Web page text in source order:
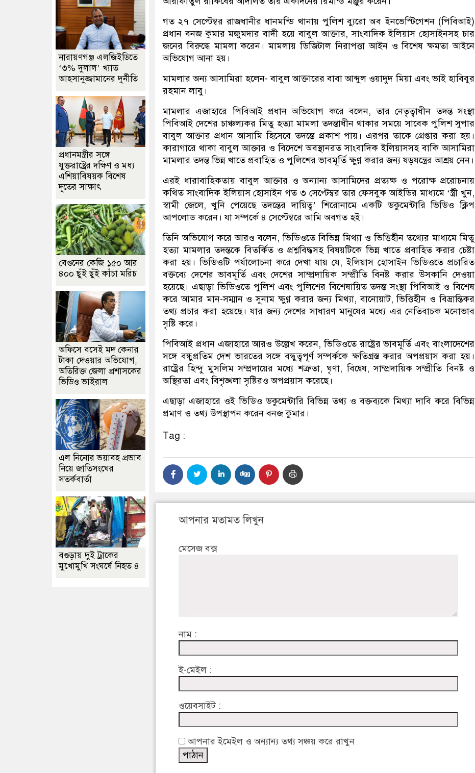
গত ২৭ সেপ্টেম্বর রাজধানীর ধানমন্ডি থানায় পুলিশ ব্যুরো অব ইনভেস্টিগেশন (পিবিআই)
প্রধান বনজ কুমার মজুমদার বাদী হয়ে বাবুল আক্তার, সাংবাদিক ইলিয়াস হোসাইনসহ চার
জনের বিরুদ্ধে মামলা করেন। মামলায় ডিজিটাল নিরাপত্তা আইন ও বিশেষ ক্ষমতা আইনে
অভিযোগ আনা হয়।
মামলার অন্য আসামিরা হলেন- বাবুল আক্তারের বাবা আব্দুল ওয়াদুদ মিয়া এবং ভাই হাবিবুর
রহমান লাবু।
মামলার এজাহারে পিবিআই প্রধান অভিযোগ করে বলেন, তার নেতৃত্বাধীন তদন্ত সংস্থা
পিবিআই দেশের চাঞ্চল্যকর মিতু হত্যা মামলা তদন্তাধীন থাকার সময়ে সাবেক পুলিশ সুপার
বাবুল আক্তার প্রধান আসামি হিসেবে তদন্তে প্রকাশ পায়। এরপর তাকে গ্রেপ্তার করা হয়।
কারাগারে থাকা বাবুল আক্তার ও বিদেশে অবস্থানরত সাংবাদিক ইলিয়াসসহ বাকি আসামিরা
মামলার তদন্ত ভিন্ন খাতে প্রবাহিত ও পুলিশের ভাবমূর্তি ক্ষুণ্ণ করার জন্য ষড়যন্ত্রের আশ্রয় নেন।
এরই ধারাবাহিকতায় বাবুল আক্তার ও অন্যান্য আসামিদের প্রত্যক্ষ ও পরোক্ষ প্ররোচনায়
কথিত সাংবাদিক ইলিয়াস হোসাইন গত ৩ সেপ্টেম্বর তার ফেসবুক আইডির মাধ্যমে ‘স্ত্রী খুন,
স্বামী জেলে, খুনি পেয়েছে তদন্তের দায়িত্ব’ শিরোনামে একটি ডকুমেন্টারি ভিডিও ক্লিপ
আপলোড করেন। যা সম্পর্কে ৪ সেপ্টেম্বরে আমি অবগত হই।
তিনি অভিযোগ করে আরও বলেন, ভিডিওতে বিভিন্ন মিথ্যা ও ভিত্তিহীন তথ্যের মাধ্যমে মিতু
হত্যা মামলার তদন্তকে বিতর্কিত ও প্রশ্নবিদ্ধসহ বিষয়টিকে ভিন্ন খাতে প্রবাহিত করার চেষ্টা
করা হয়। ভিডিওটি পর্যালোচনা করে দেখা যায় যে, ইলিয়াস হোসাইন ভিডিওতে প্রচারিত
বক্তব্যে দেশের ভাবমূর্তি এবং দেশের সাম্প্রদায়িক সম্প্রীতি বিনষ্ট করার উসকানি দেওয়া
হয়েছে। এছাড়া ভিডিওতে পুলিশ এবং পুলিশের বিশেষায়িত তদন্ত সংস্থা পিবিআই ও বিশেষ
করে আমার মান-সম্মান ও সুনাম ক্ষুণ্ণ করার জন্য মিথ্যা, বানোয়াট, ভিত্তিহীন ও বিভ্রান্তিকর
তথ্য প্রচার করা হয়েছে। যার জন্য দেশের সাধারণ মানুষের মধ্যে এর নেতিবাচক মনোভাব
সৃষ্টি করে।
পিবিআই প্রধান এজাহারে আরও উল্লেখ করেন, ভিডিওতে রাষ্ট্রের ভাবমূর্তি এবং বাংলাদেশের
সঙ্গে বন্ধুপ্রতিম দেশ ভারতের সঙ্গে বন্ধুত্বপূর্ণ সম্পর্ককে ক্ষতিগ্রস্ত করার অপপ্রয়াস করা হয়।
রাষ্ট্রের হিন্দু মুসলিম সম্প্রদায়ের মধ্যে শত্রুতা, ঘৃণা, বিদ্বেষ, সাম্প্রদায়িক সম্প্রীতি বিনষ্ট ও
অস্থিরতা এবং বিশৃঙ্খলা সৃষ্টিরও অপপ্রয়াস করেছে।
এছাড়া এজাহারে ওই ভিডিও ডকুমেন্টারি বিভিন্ন তথ্য ও বক্তব্যকে মিথ্যা দাবি করে বিভিন্ন
প্রমাণ ও তথ্য উপস্থাপন করেন বনজ কুমার।
Tag :
আপনার মতামত লিখুন
মেসেজ বক্স
নাম :
ই-মেইল :
ওয়েবসাইট :
আপনার ইমেইল ও অন্যান্য তথ্য সঞ্চয় করে রাখুন
নারায়ণগঞ্জ এলজিইডিতে
‘৩% দুলাল’ খ্যাত
আহসানুজ্জামানের দুর্নীতি
প্রধানমন্ত্রীর সঙ্গে
যুক্তরাষ্ট্রের দক্ষিণ ও মধ্য
এশিয়াবিষয়ক বিশেষ
দূতের সাক্ষাৎ
বেগুনের কেজি ১৫০ আর
৪০০ ছুঁই ছুঁই কাঁচা মরিচ
অফিসে বসেই মদ কেনার
টাকা দেওয়ার অভিযোগ,
অতিরিক্ত জেলা প্রশাসকের
ভিডিও ভাইরাল
এল নিনোর ভয়াবহ প্রভাব
নিয়ে জাতিসংঘের
সতর্কবার্তা
বগুড়ায় দুই ট্রাকের
মুখোমুখি সংঘর্ষে নিহত ৪